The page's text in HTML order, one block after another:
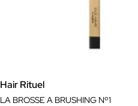
Hair Rituel
LA BROSSE A BRUSHING Nº1